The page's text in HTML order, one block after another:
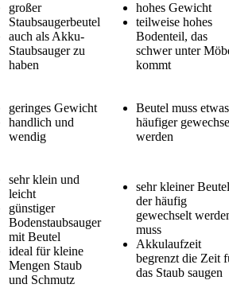
großer
Staubsaugerbeutel
auch als Akku-
Staubsauger zu
haben
hohes Gewicht
teilweise hohes
Bodenteil, das
schwer unter
kommt
geringes Gewicht
handlich und
wendig
Beutel muss etwas
häufiger
werden
sehr klein und
leicht
günstiger
Bodenstaubsauger
mit Beutel
ideal für kleine
Mengen Staub
und Schmutz
sehr kleiner
der häufig
gewechselt
muss
Akkulaufzeit
begrenzt die Zeit
das Staub saugen